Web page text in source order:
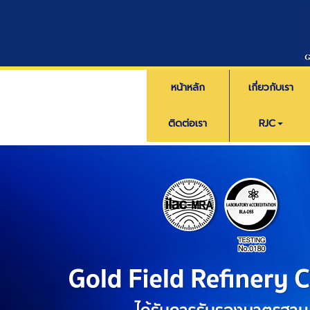
หน้าหลัก เกี่ยวกับเรา
ติดต่อเรา RJC